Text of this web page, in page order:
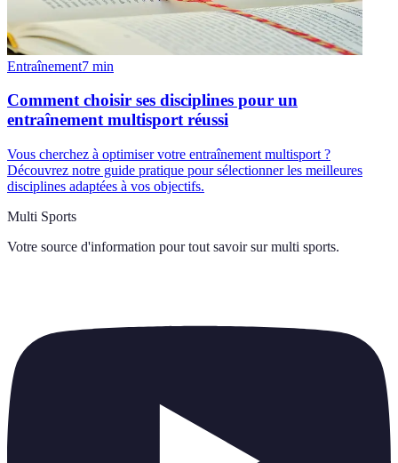
Entraînement7 min
Comment choisir ses disciplines pour un
entraînement multisport réussi
Vous cherchez à optimiser votre entraînement multisport ?
Découvrez notre guide pratique pour sélectionner les meilleures
disciplines adaptées à vos objectifs.
Multi Sports
Votre source d'information pour tout savoir sur multi sports.